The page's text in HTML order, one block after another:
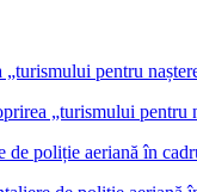
„turismului pentru